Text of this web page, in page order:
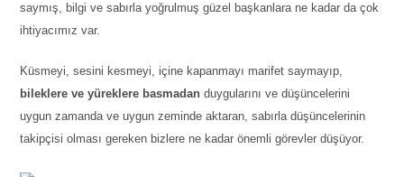
saymış, bilgi ve sabırla yoğrulmuş güzel başkanlara ne kadar da çok
ihtiyacımız var.
Küsmeyi, sesini kesmeyi, içine kapanmayı marifet saymayıp,
bileklere ve yüreklere basmadan duygularını ve düşüncelerini
uygun zamanda ve uygun zeminde aktaran, sabırla düşüncelerinin
takipçisi olması gereken bizlere ne kadar önemli görevler düşüyor.